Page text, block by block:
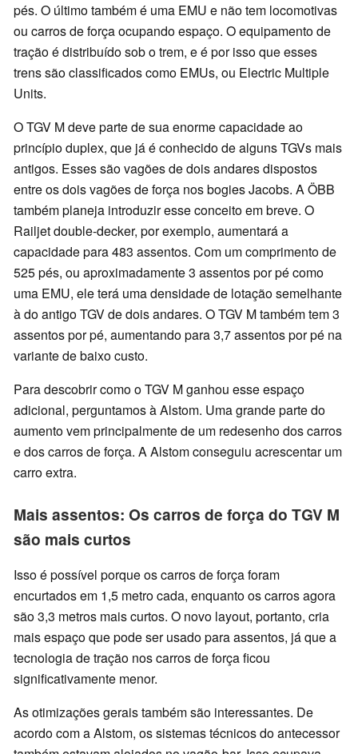
pés. O último também é uma EMU e não tem locomotivas
ou carros de força ocupando espaço. O equipamento de
tração é distribuído sob o trem, e é por isso que esses
trens são classificados como EMUs, ou Electric Multiple
Units.
O TGV M deve parte de sua enorme capacidade ao
princípio duplex, que já é conhecido de alguns TGVs mais
antigos. Esses são vagões de dois andares dispostos
entre os dois vagões de força nos bogies Jacobs. A ÖBB
também planeja introduzir esse conceito em breve. O
Railjet double-decker, por exemplo, aumentará a
capacidade para 483 assentos. Com um comprimento de
525 pés, ou aproximadamente 3 assentos por pé como
uma EMU, ele terá uma densidade de lotação semelhante
à do antigo TGV de dois andares. O TGV M também tem 3
assentos por pé, aumentando para 3,7 assentos por pé na
variante de baixo custo.
Para descobrir como o TGV M ganhou esse espaço
adicional, perguntamos à Alstom. Uma grande parte do
aumento vem principalmente de um redesenho dos carros
e dos carros de força. A Alstom conseguiu acrescentar um
carro extra.
Mais assentos: Os carros de força do TGV M
são mais curtos
Isso é possível porque os carros de força foram
encurtados em 1,5 metro cada, enquanto os carros agora
são 3,3 metros mais curtos. O novo layout, portanto, cria
mais espaço que pode ser usado para assentos, já que a
tecnologia de tração nos carros de força ficou
significativamente menor.
As otimizações gerais também são interessantes. De
acordo com a Alstom, os sistemas técnicos do antecessor